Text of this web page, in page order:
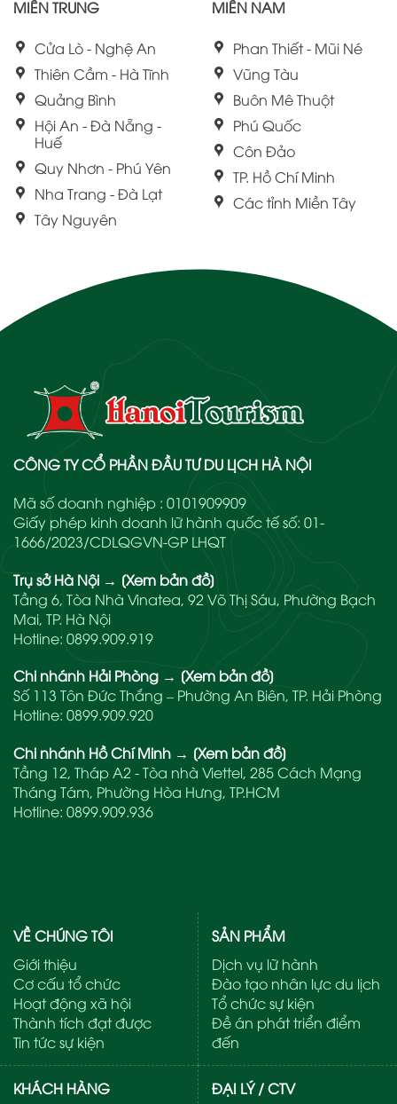
MIỀN TRUNG
Cửa Lò - Nghệ An
Thiên Cầm - Hà Tĩnh
Quảng Bình
Hội An - Đà Nẵng -
Huế
Quy Nhơn - Phú Yên
Nha Trang - Đà Lạt
Tây Nguyên
MIỀN NAM
Phan Thiết - Mũi Né
Vũng Tàu
Buôn Mê Thuột
Phú Quốc
Côn Đảo
TP. Hồ Chí Minh
Các tỉnh Miền Tây
CÔNG TY CỔ PHẦN ĐẦU TƯ DU LỊCH HÀ NỘI
Mã số doanh nghiệp : 0101909909
Giấy phép kinh doanh lữ hành quốc tế số: 01-
1666/2023/CDLQGVN-GP LHQT
Trụ sở Hà Nội → [Xem bản đồ]
Tầng 6, Tòa Nhà Vinatea, 92 Võ Thị Sáu, Phường Bạch
Mai, TP. Hà Nội
Hotline: 0899.909.919
Chi nhánh Hải Phòng → [Xem bản đồ]
Số 113 Tôn Đức Thắng – Phường An Biên, TP. Hải Phòng
Hotline: 0899.909.920
Chi nhánh Hồ Chí Minh → [Xem bản đồ]
Tầng 12, Tháp A2 - Tòa nhà Viettel, 285 Cách Mạng
Tháng Tám, Phường Hòa Hưng, TP.HCM
Hotline: 0899.909.936
VỀ CHÚNG TÔI
Giới thiệu
Cơ cấu tổ chức
Hoạt động xã hội
Thành tích đạt được
Tin tức sự kiện
SẢN PHẨM
Dịch vụ lữ hành
Đào tạo nhân lực du lịch
Tổ chức sự kiện
Đề án phát triển điểm
đến
KHÁCH HÀNG ĐẠI LÝ / CTV